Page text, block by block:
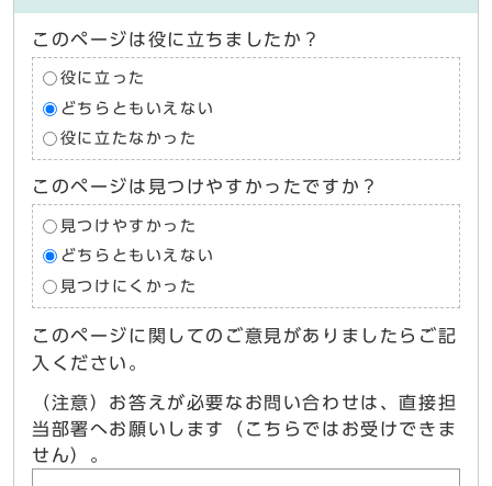
このページは役に立ちましたか？
役に立った
どちらともいえない
役に立たなかった
このページは見つけやすかったですか？
見つけやすかった
どちらともいえない
見つけにくかった
このページに関してのご意見がありましたらご記
入ください。
（注意）お答えが必要なお問い合わせは、直接担
当部署へお願いします（こちらではお受けできま
せん）。